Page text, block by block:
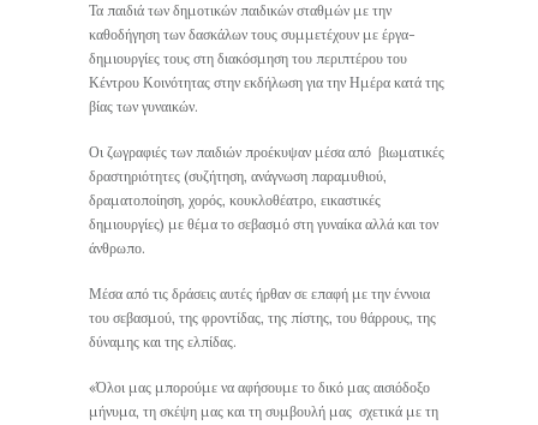
Τα παιδιά των δημοτικών παιδικών σταθμών με την
καθοδήγηση των δασκάλων τους συμμετέχουν με έργα-
δημιουργίες τους στη διακόσμηση του περιπτέρου του
Κέντρου Κοινότητας στην εκδήλωση για την Ημέρα κατά της
βίας των γυναικών.
Οι ζωγραφιές των παιδιών προέκυψαν μέσα από βιωματικές
δραστηριότητες (συζήτηση, ανάγνωση παραμυθιού,
δραματοποίηση, χορός, κουκλοθέατρο, εικαστικές
δημιουργίες) με θέμα το σεβασμό στη γυναίκα αλλά και τον
άνθρωπο.
Μέσα από τις δράσεις αυτές ήρθαν σε επαφή με την έννοια
του σεβασμού, της φροντίδας, της πίστης, του θάρρους, της
δύναμης και της ελπίδας.
«Όλοι μας μπορούμε να αφήσουμε το δικό μας αισιόδοξο
μήνυμα, τη σκέψη μας και τη συμβουλή μας σχετικά με τη